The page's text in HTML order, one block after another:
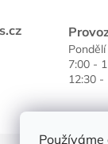
7:00 -
12:30 -